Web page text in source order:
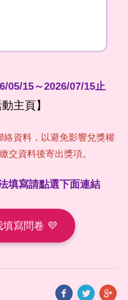
05/15～2026/07/15止
動主頁】
資料，以避免影響兌獎權
交資料後寄出獎項。
填寫請點選下面連結
填寫問卷 💜